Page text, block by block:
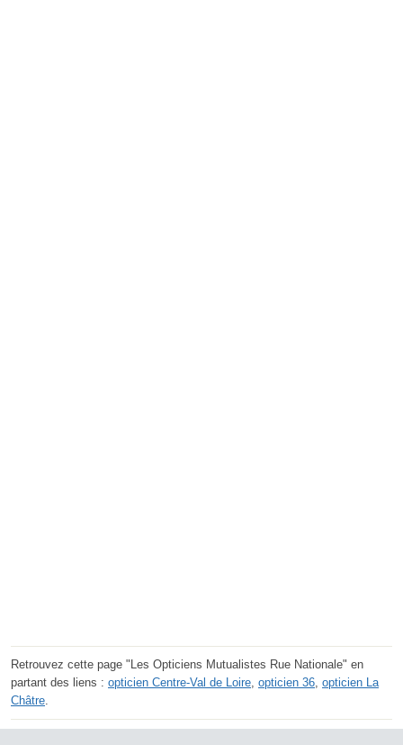
Retrouvez cette page "Les Opticiens Mutualistes Rue Nationale" en
partant des liens : opticien Centre-Val de Loire, opticien 36, opticien La
Châtre.